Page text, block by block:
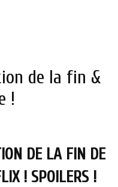
de la fin &
!
DE LA FIN DE
! SPOILERS !